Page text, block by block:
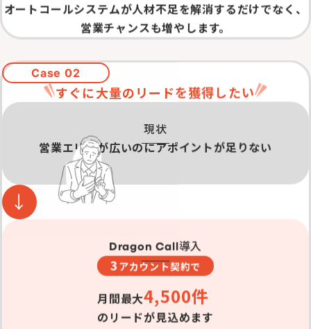
オートコールシステムが人材不足を解消するだけでなく、
営業チャンスも増やします。
Case 02
すぐに大量のリードを獲得したい
現状
営業エリアが広いのにアポイントが足りない
Dragon Call導入
3 アカウント契約で
月間最大4,500件
のリードが見込めます